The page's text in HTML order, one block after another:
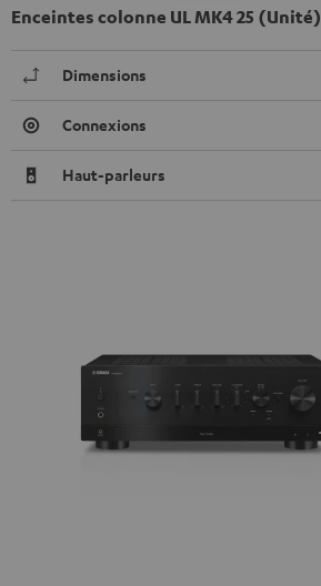
Enceintes colonne UL MK4 25 (Unité)
Dimensions
Connexions
Haut-parleurs